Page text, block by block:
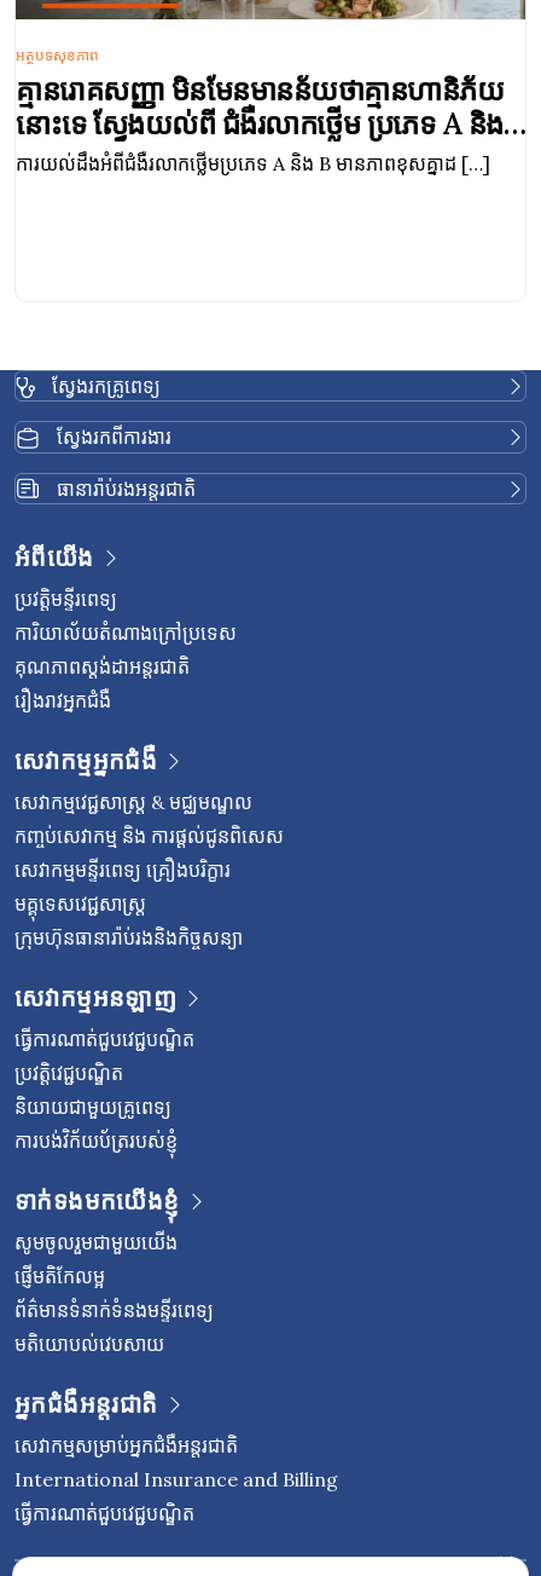
គ្មានរោគសញ្ញា មិនមែនមានន័យថាគ្មានហានិភ័យ
នោះទេ ស្វែងយល់ពី ជំងឺរលាកថ្លើម ប្រភេទ A និង
B
ការយល់ដឹងអំពីជំងឺរលាកថ្លើមប្រភេទ A និង B មានភាពខុសគ្នាដ […]
អត្ថបទសុខភាព
ស្វែងរកគ្រូពេទ្យ
ស្វែងរកពីការងារ
ធានារ៉ាប់រងអន្តរជាតិ
អំពីយើង
ប្រវត្តិមន្ទីរពេទ្យ
ការិយាល័យតំណាងក្រៅប្រទេស
គុណភាពស្តង់ដាអន្តរជាតិ
រឿងរាវអ្នកជំងឺ
សេវាកម្មអ្នកជំងឺ
សេវាកម្មវេជ្ជសាស្រ្ត & មជ្ឈមណ្ឌល
កញ្ចប់សេវាកម្ម និង ការផ្តល់ជូនពិសេស
សេវាកម្មមន្ទីរពេទ្យ គ្រឿងបរិក្ខារ
មគ្គុទេសវេជ្ជសាស្ត្រ
ក្រុមហ៊ុនធានារ៉ាប់រងនិងកិច្ចសន្យា
សេវាកម្មអនឡាញ
ធ្វើការណាត់ជួបវេជ្ជបណ្ឌិត
ប្រវត្តិវេជ្ជបណ្ឌិត
និយាយជាមួយគ្រូពេទ្យ
ការបង់វិក័យប័ត្ររបស់ខ្ញុំ
ទាក់ទងមកយើងខ្ញុំ
សូមចូលរួមជាមួយយើង
ផ្ញើមតិកែលម្អ
ព័ត៌មានទំនាក់ទំនងមន្ទីរពេទ្យ
មតិយោបល់វេបសាយ
អ្នកជំងឺអន្តរជាតិ
សេវាកម្មសម្រាប់អ្នកជំងឺអន្តរជាតិ
International Insurance and Billing
ធ្វើការណាត់ជួបវេជ្ជបណ្ឌិត